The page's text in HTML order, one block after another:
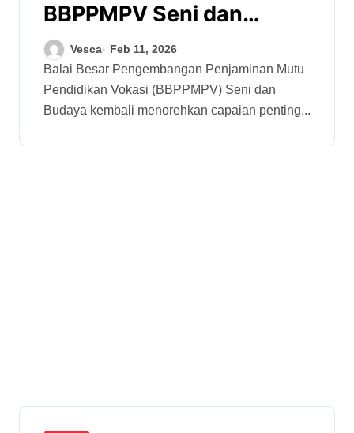
BBPPMPV Seni dan
Budaya Raih ZI Menuju
WBBM dan Perkuat
Komitmen Integritas
Vesca Feb 11, 2026
Balai Besar Pengembangan Penjaminan Mutu
Pendidikan Vokasi (BBPPMPV) Seni dan
Budaya kembali menorehkan capaian penting...